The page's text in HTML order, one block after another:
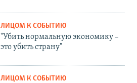
ЛИЦОМ К СОБЫТИЮ
"Убить нормальную экономику –
это убить страну"
ЛИЦОМ К СОБЫТИЮ